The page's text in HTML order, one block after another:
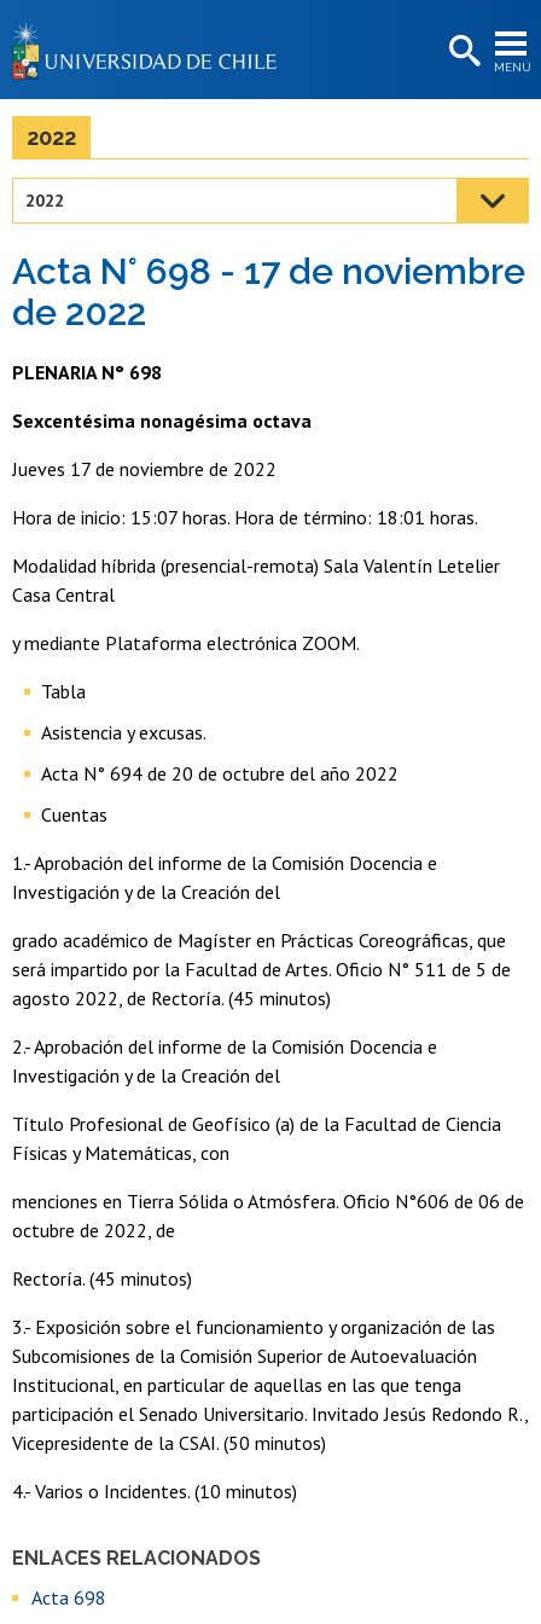
MENÚ
BIBLIOTECAS
Estudiantes
Académicas/os
2022
2022
Acta N° 698 - 17 de noviembre
de 2022
ENLACES RELACIONADOS
Acta 698
PLENARIA N° 698
Sexcentésima nonagésima octava
Jueves 17 de noviembre de 2022
Hora de inicio: 15:07 horas. Hora de término: 18:01 horas.
Modalidad híbrida (presencial-remota) Sala Valentín Letelier
Casa Central
y mediante Plataforma electrónica ZOOM.
Tabla
Asistencia y excusas.
Acta N° 694 de 20 de octubre del año 2022
Cuentas
1.- Aprobación del informe de la Comisión Docencia e
Investigación y de la Creación del
grado académico de Magíster en Prácticas Coreográficas, que
será impartido por la Facultad de Artes. Oficio N° 511 de 5 de
agosto 2022, de Rectoría. (45 minutos)
2.- Aprobación del informe de la Comisión Docencia e
Investigación y de la Creación del
Título Profesional de Geofísico (a) de la Facultad de Ciencia
Físicas y Matemáticas, con
menciones en Tierra Sólida o Atmósfera. Oficio N°606 de 06 de
octubre de 2022, de
Rectoría. (45 minutos)
3.- Exposición sobre el funcionamiento y organización de las
Subcomisiones de la Comisión Superior de Autoevaluación
Institucional, en particular de aquellas en las que tenga
participación el Senado Universitario. Invitado Jesús Redondo R.,
Vicepresidente de la CSAI. (50 minutos)
4.- Varios o Incidentes. (10 minutos)